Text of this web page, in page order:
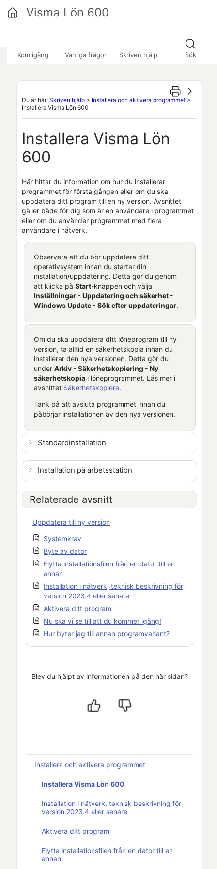
Kom igång Vanliga frågor Skriven hjälp Sök
Visma Lön 600
Du är här: Skriven hjälp > Installera och aktivera programmet >
Installera Visma Lön 600
Installera Visma Lön
600
Här hittar du information om hur du installerar
programmet för första gången eller om du ska
uppdatera ditt program till en ny version. Avsnittet
gäller både för dig som är en användare i programmet
eller om du använder programmet med flera
användare i nätverk.
Observera att du bör uppdatera ditt
operativsystem innan du startar din
installation/uppdatering. Detta gör du genom
att klicka på Start-knappen och välja
Inställningar - Uppdatering och säkerhet -
Windows Update - Sök efter uppdateringar.
Om du ska uppdatera ditt löneprogram till ny
version, ta alltid en säkerhetskopia innan du
installerar den nya versionen. Detta gör du
under Arkiv - Säkerhetskopiering - Ny
säkerhetskopiai löneprogrammet. Läs mer i
avsnittet Säkerhetskopiera.
Tänk på att avsluta programmet innan du
påbörjar installationen av den nya versionen.
Standardinstallation
Installation på arbetsstation
Relaterade avsnitt
Uppdatera till ny version
Systemkrav
Byte av dator
Flytta installationsfilen från en dator till en
annan
Installation i nätverk, teknisk beskrivning för
version 2023.4 eller senare
Aktivera ditt program
Nu ska vi se till att du kommer igång!
Hur byter jag till annan programvariant?
Blev du hjälpt av informationen på den här sidan?
Installera och aktivera programmet
Installera Visma Lön 600
Installation i nätverk, teknisk beskrivning för
version 2023.4 eller senare
Aktivera ditt program
Flytta installationsfilen från en dator till en
annan